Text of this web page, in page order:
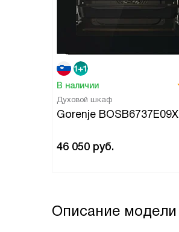
В наличии
Духовой шкаф
Gorenje BOSB6737E09X
46 050 руб.
Описание модели